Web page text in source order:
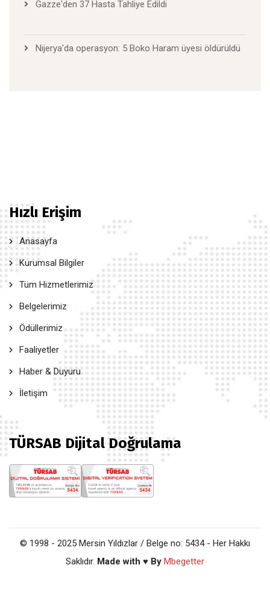
Gazze'den 37 Hasta Tahliye Edildi
Nijerya'da operasyon: 5 Boko Haram üyesi öldürüldü
Hızlı Erişim
Anasayfa
Kurumsal Bilgiler
Tüm Hizmetlerimiz
Belgelerimiz
Ödüllerimiz
Faaliyetler
Haber & Duyuru
İletişim
TÜRSAB Dijital Doğrulama
© 1998 - 2025 Mersin Yıldızlar / Belge no: 5434 - Her Hakkı
Saklıdır. Made with ♥ By Mbegetter